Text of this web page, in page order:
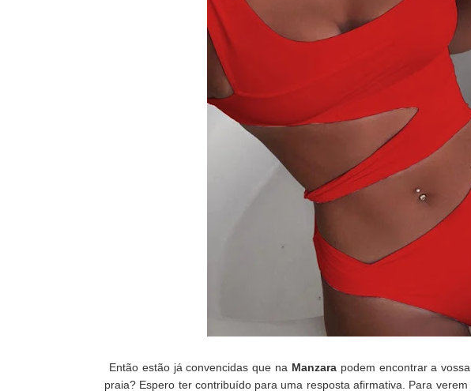
Então estão já convencidas que na Manzarapodem encontrar a
praia? Espero ter contribuído para uma resposta afirmativa. Para